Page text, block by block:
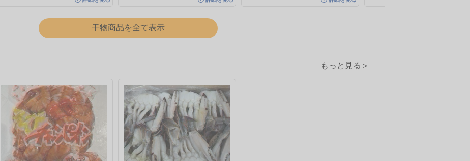
干物商品を全て表示
もっと見る＞